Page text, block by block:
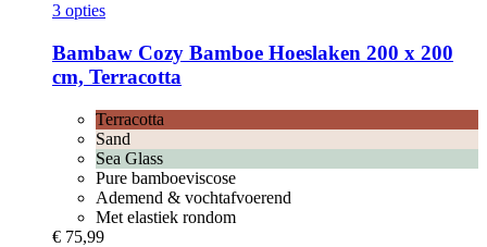
3 opties
Bambaw Cozy Bamboe Hoeslaken 200 x 200
cm, Terracotta
Terracotta
Sand
Sea Glass
Pure bamboeviscose
Ademend & vochtafvoerend
Met elastiek rondom
€ 75,99